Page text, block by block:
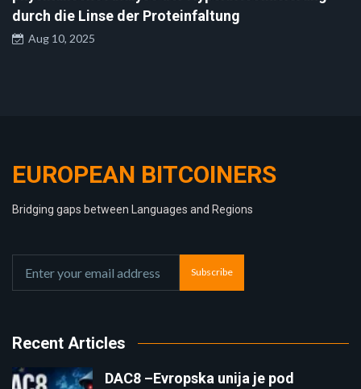
durch die Linse der Proteinfaltung
Aug 10, 2025
EUROPEAN BITCOINERS
Bridging gaps between Languages and Regions
Subscribe
Recent Articles
DAC8 –Evropska unija je pod